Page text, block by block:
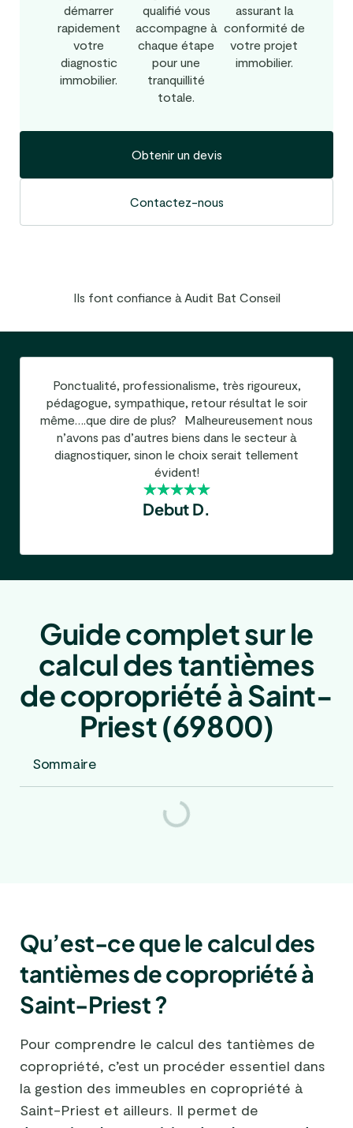
démarrer
rapidement
votre
diagnostic
immobilier.
qualifié vous
accompagne à
chaque étape
pour une
tranquillité
totale.
assurant la
conformité de
votre projet
immobilier.
Obtenir un devis
Contactez-nous
Ils font confiance à Audit Bat Conseil
Ponctualité, professionalisme, très rigoureux,
pédagogue, sympathique, retour résultat le soir
même….que dire de plus? Malheureusement nous
n’avons pas d’autres biens dans le secteur à
diagnostiquer, sinon le choix serait tellement
évident!
Debut D.
Guide complet sur le
calcul des tantièmes
de copropriété à Saint-
Priest (69800)
Sommaire
Qu’est-ce que le calcul des
tantièmes de copropriété à
Saint-Priest ?
Pour comprendre le calcul des tantièmes de
copropriété, c’est un procéder essentiel dans
la gestion des immeubles en copropriété à
Saint-Priest et ailleurs. Il permet de